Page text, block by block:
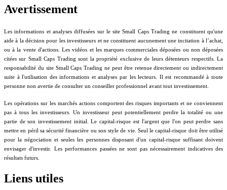
Avertissement
Les informations et analyses diffusées sur le site Small Caps Trading ne constituent qu'une
aide à la décision pour les investisseurs et ne constituent aucunement une incitation à l’achat,
ou à la vente d'actions. Les vidéos et les marques commerciales déposées ou non déposées
citées sur Small Caps Trading sont la propriété exclusive de leurs détenteurs respectifs. La
responsabilité du site Small Caps Trading ne peut être retenue directement ou indirectement
suite à l'utilisation des informations et analyses par les lecteurs. Il est recommandé à toute
personne non avertie de consulter un conseiller professionnel avant tout investissement.
Les opérations sur les marchés actions comportent des risques importants et ne conviennent
pas à tous les investisseurs. Un investisseur peut potentiellement perdre la totalité ou une
partie de son investissement initial. Le capital-risque est l'argent que l'on peut perdre sans
mettre en péril sa sécurité financière ou son style de vie. Seul le capital-risque doit être utilisé
pour la négociation et seules les personnes disposant d'un capital-risque suffisant doivent
envisager d'investir. Les performances passées ne sont pas nécessairement indicatives des
résultats futurs.
Liens utiles